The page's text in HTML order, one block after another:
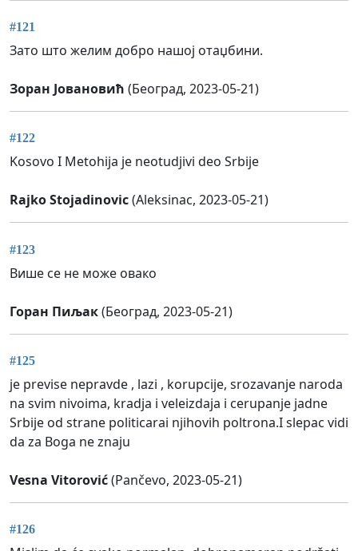
#121
Зато што желим добро нашој отаџбини.
Зоран Јовановић (Београд, 2023-05-21)
#122
Kosovo I Metohija je neotudjivi deo Srbije
Rajko Stojadinovic(Aleksinac, 2023-05-21)
#123
Више се не може овако
Горан Пиљак(Београд, 2023-05-21)
#125
je previse nepravde , lazi , korupcije, srozavanje naroda
na svim nivoima, kradja i veleizdaja i cerupanje jadne
Srbije od strane politicarai njihovih poltrona.I slepac vidi
da za Boga ne znaju
Vesna Vitorović(Pančevo, 2023-05-21)
#126